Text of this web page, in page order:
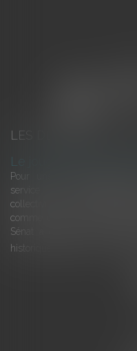
LES DERNIÈRES
Le joug léger des
Pour une gestion
service du
collectivités Le monument
comme une charge. Le
Sénat a consacré, en
historiques invite à y voir